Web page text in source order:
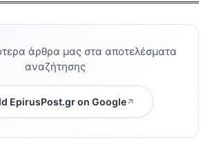
άρθρα μας στα αποτελέσματα
αναζήτησης
EpirusPost.gr on Google